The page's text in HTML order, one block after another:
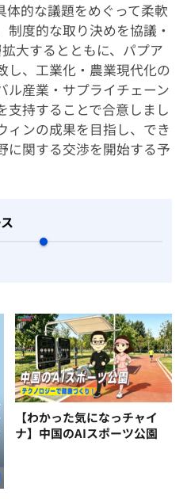
体的な議題をめぐって柔軟
度的な取り決めを協議・
大するとともに、パプア
し、工業化・農業現代化の
ル産業・サプライチェーン
支持することで合意しまし
ィンの成果を目指し、でき
に関する交渉を開始する予
【わかった気になっチャイ
ナ】中国のAIスポーツ公園